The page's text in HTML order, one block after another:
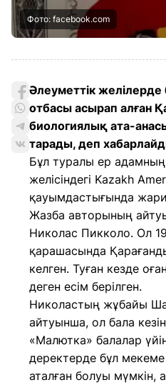
Фото: facebook.com
Әлеуметтік
отбасы асырап алған
биологиялық ата-
тарады, деп
Бұл туралы ер
желісіндегі Kazakh
қауымдастығында
Жазба авторының
Николас Пикколо. Ол
қарашасында
келген. Туған кезде
деген есім берілген.
Николастың жұбайы
айтуынша, ол бала
«Малютка» балалар
деректерде бұл
аталған болуы мүмкін,